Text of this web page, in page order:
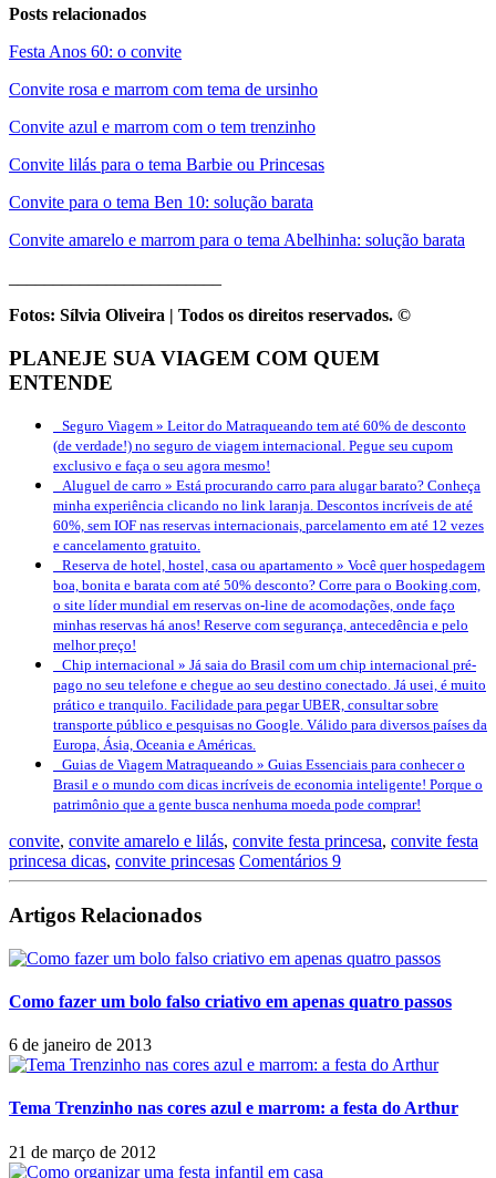
Posts relacionados
Festa Anos 60: o convite
Convite rosa e marrom com tema de ursinho
Convite azul e marrom com o tem trenzinho
Convite lilás para o tema Barbie ou Princesas
Convite para o tema Ben 10: solução barata
Convite amarelo e marrom para o tema Abelhinha: solução barata
Fotos: Sílvia Oliveira | Todos os direitos reservados. ©
PLANEJE SUA VIAGEM COM QUEM
ENTENDE
Seguro Viagem » Leitor do Matraqueando tem até 60% de desconto
(de verdade!) no seguro de viagem internacional. Pegue seu cupom
exclusivo e faça o seu agora mesmo!
Aluguel de carro » Está procurando carro para alugar barato? Conheça
minha experiência clicando no link laranja. Descontos incríveis de até
60%, sem IOF nas reservas internacionais, parcelamento em até 12 vezes
e cancelamento gratuito.
Reserva de hotel, hostel, casa ou apartamento » Você quer hospedagem
boa, bonita e barata com até 50% desconto? Corre para o Booking.com,
o site líder mundial em reservas on-line de acomodações, onde faço
minhas reservas há anos! Reserve com segurança, antecedência e pelo
melhor preço!
Chip internacional » Já saia do Brasil com um chip internacional pré-
pago no seu telefone e chegue ao seu destino conectado. Já usei, é muito
prático e tranquilo. Facilidade para pegar UBER, consultar sobre
transporte público e pesquisas no Google. Válido para diversos países da
Europa, Ásia, Oceania e Américas.
Guias de Viagem Matraqueando » Guias Essenciais para conhecer o
Brasil e o mundo com dicas incríveis de economia inteligente! Porque o
patrimônio que a gente busca nenhuma moeda pode comprar!
convite, convite amarelo e lilás, convite festa princesa, convite festa
princesa dicas, convite princesas Comentários 9
Artigos Relacionados
Como fazer um bolo falso criativo em apenas quatro passos
6 de janeiro de 2013
Tema Trenzinho nas cores azul e marrom: a festa do Arthur
21 de março de 2012